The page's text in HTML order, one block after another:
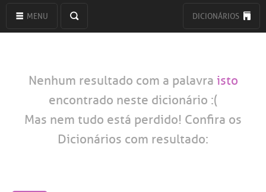
MENU DICIONÁRIOS
Nenhum resultado com a palavra isto
encontrado neste dicionário :(
Mas nem tudo está perdido! Confira os
Dicionários com resultado: